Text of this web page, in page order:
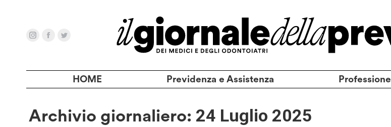
HOME Previdenza e Assistenza Professione
Archivio giornaliero: 24 Luglio 2025